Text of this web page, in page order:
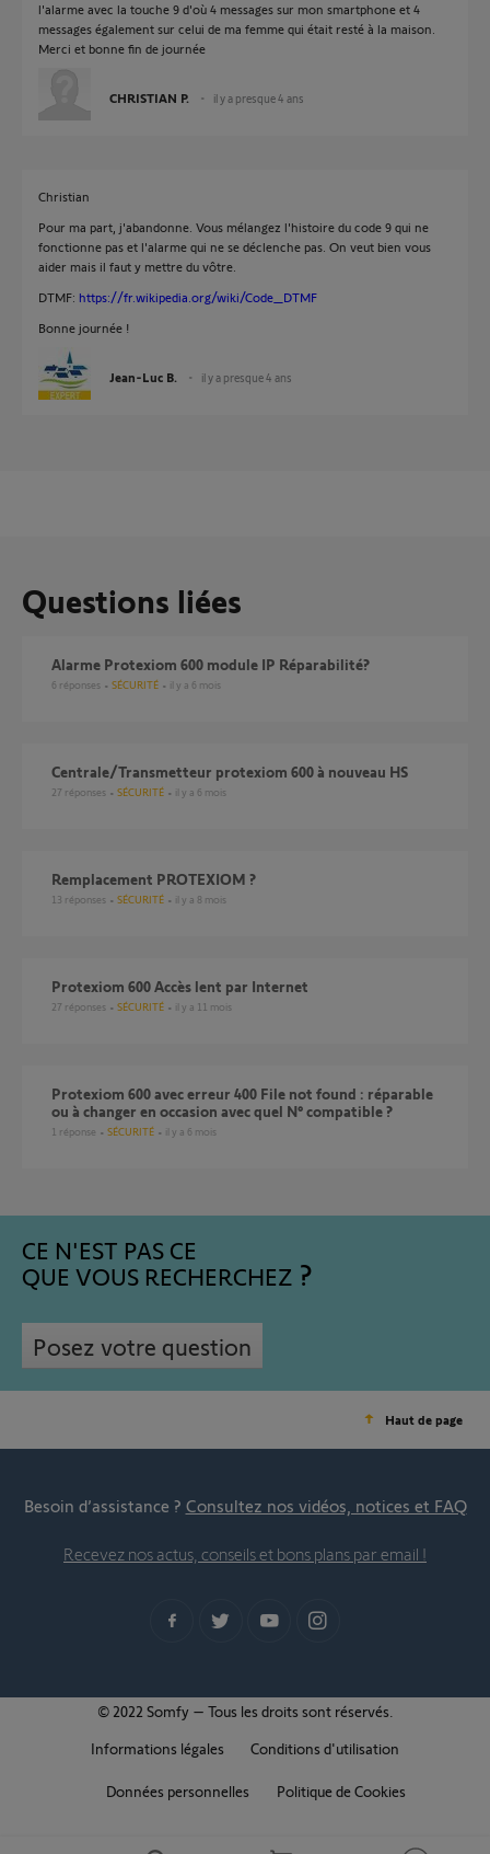
l'alarme avec la touche 9 d'où 4 messages sur mon smartphone et 4
messages également sur celui de ma femme qui était resté à la maison.
Merci et bonne fin de journée
CHRISTIAN P. il y a presque 4 ans
Christian
Pour ma part, j'abandonne. Vous mélangez l'histoire du code 9 qui ne
fonctionne pas et l'alarme qui ne se déclenche pas. On veut bien vous
aider mais il faut y mettre du vôtre.
DTMF: https://fr.wikipedia.org/wiki/Code_DTMF
Bonne journée !
Jean-Luc B. il y a presque 4 ans
Questions liées
Alarme Protexiom 600 module IP Réparabilité?
6 réponses SÉCURITÉ il y a 6 mois
Centrale/Transmetteur protexiom 600 à nouveau HS
27 réponses SÉCURITÉ il y a 6 mois
Remplacement PROTEXIOM ?
13 réponses SÉCURITÉ il y a 8 mois
Protexiom 600 Accès lent par Internet
27 réponses SÉCURITÉ il y a 11 mois
protexiom 600 avec erreur 400 File not found : réparable
ou à changer en occasion avec quel N° compatible ?
1 réponse SÉCURITÉ il y a 6 mois
CE N'EST PAS CE
QUE VOUS RECHERCHEZ
Posez votre question
Haut de page
Besoin d’assistance ? Consultez nos vidéos, notices et FAQ
Recevez nos actus, conseils et bons plans par email !
© 2022 Somfy – Tous les droits sont réservés.
Informations légales
Conditions d'utilisation
Données personnelles Politique de Cookies